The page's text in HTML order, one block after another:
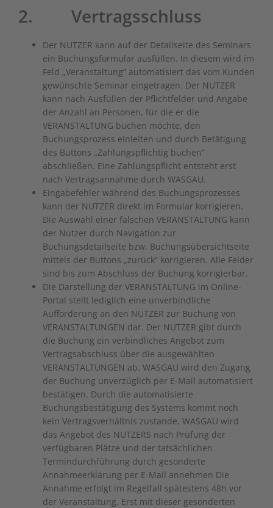
2. Vertragsschluss
Der NUTZER kann auf der Detailseite des Seminars
ein Buchungsformular ausfüllen. In diesem wird im
Feld „Veranstaltung“ automatisiert das vom Kunden
gewünschte Seminar eingetragen. Der NUTZER
kann nach Ausfüllen der Pflichtfelder und Angabe
der Anzahl an Personen, für die er die
VERANSTALTUNG buchen möchte, den
Buchungsprozess einleiten und durch Betätigung
des Buttons „Zahlungspflichtig buchen“
abschließen. Eine Zahlungspflicht entsteht erst
nach Vertragsannahme durch WASGAU.
Eingabefehler während des Buchungsprozesses
kann der NUTZER direkt im Formular korrigieren.
Die Auswahl einer falschen VERANSTALTUNG kann
der Nutzer durch Navigation zur
Buchungsdetailseite bzw. Buchungsübersichtseite
mittels der Buttons „zurück“ korrigieren. Alle Felder
sind bis zum Abschluss der Buchung korrigierbar.
Die Darstellung der VERANSTALTUNG im Online-
Portal stellt lediglich eine unverbindliche
Aufforderung an den NUTZER zur Buchung von
VERANSTALTUNGEN dar. Der NUTZER gibt durch
die Buchung ein verbindliches Angebot zum
Vertragsabschluss über die ausgewählten
VERANSTALTUNGEN ab. WASGAU wird den Zugang
der Buchung unverzüglich per E-Mail automatisiert
bestätigen. Durch die automatisierte
Buchungsbestätigung des Systems kommt noch
kein Vertragsverhältnis zustande. WASGAU wird
das Angebot des NUTZERS nach Prüfung der
verfügbaren Plätze und der tatsächlichen
Termindurchführung durch gesonderte
Annahmeerklärung per E-Mail annehmen Die
Annahme erfolgt im Regelfall spätestens 48h vor
der Veranstaltung. Erst mit dieser gesonderten